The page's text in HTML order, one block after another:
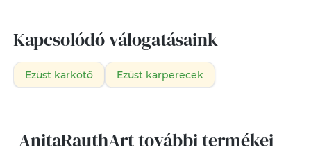
Kapcsolódó válogatásaink
Ezüst karkötő Ezüst karperecek
AnitaRauthArt további termékei